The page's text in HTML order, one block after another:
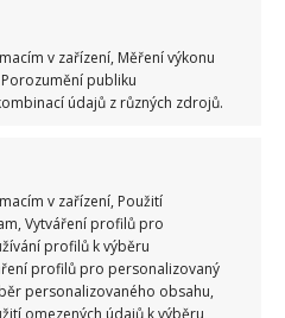
v zařízení, Měření výkonu
publiku
údajů z různých zdrojů.
v zařízení, Použití
Vytváření profilů pro
profilů k výběru
profilů pro personalizovaný
personalizovaného obsahu,
omezených údajů k výběru
tak ve výsledku méně
materiálu. To jsou
velmi rychle ubývá
nákupu nového
větší množství kvůli větší